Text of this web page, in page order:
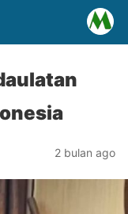
2 bulan ago